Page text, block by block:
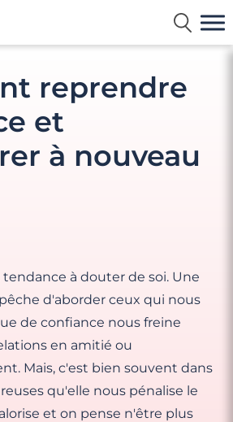
avec Meetic
reprendre
et
à nouveau
à douter de soi. Une
d'aborder ceux qui nous
de confiance nous freine
en amitié ou
Mais, c'est bien souvent dans
qu'elle nous pénalise le
et on pense n'être plus